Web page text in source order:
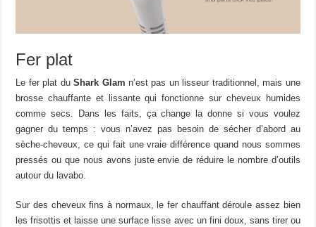
Fer plat
Le fer plat duShark Glam n’est pas un lisseur traditionnel, mais une
brosse chauffante et lissante qui fonctionne sur cheveux humides
comme secs. Dans les faits, ça change la donne si vous voulez
gagner du temps : vous n’avez pas besoin de sécher d’abord au
sèche-cheveux, ce qui fait une vraie différence quand nous sommes
pressés ou que nous avons juste envie de réduire le nombre d’outils
autour du lavabo.
Sur des cheveux fins à normaux, le fer chauffant déroule assez bien
les frisottis et laisse une surface lisse avec un fini doux, sans tirer ou